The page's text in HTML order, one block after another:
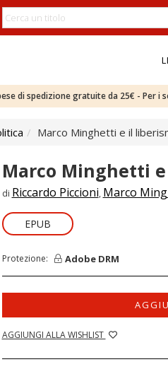
di spedizione gratuite da 25€ - Per
Marco Minghetti e il
Marco Minghetti
di Riccardo Piccioni, Marco
EPUB
Protezione: Adobe DRM
AGGIUNGI ALLA WISHLIST